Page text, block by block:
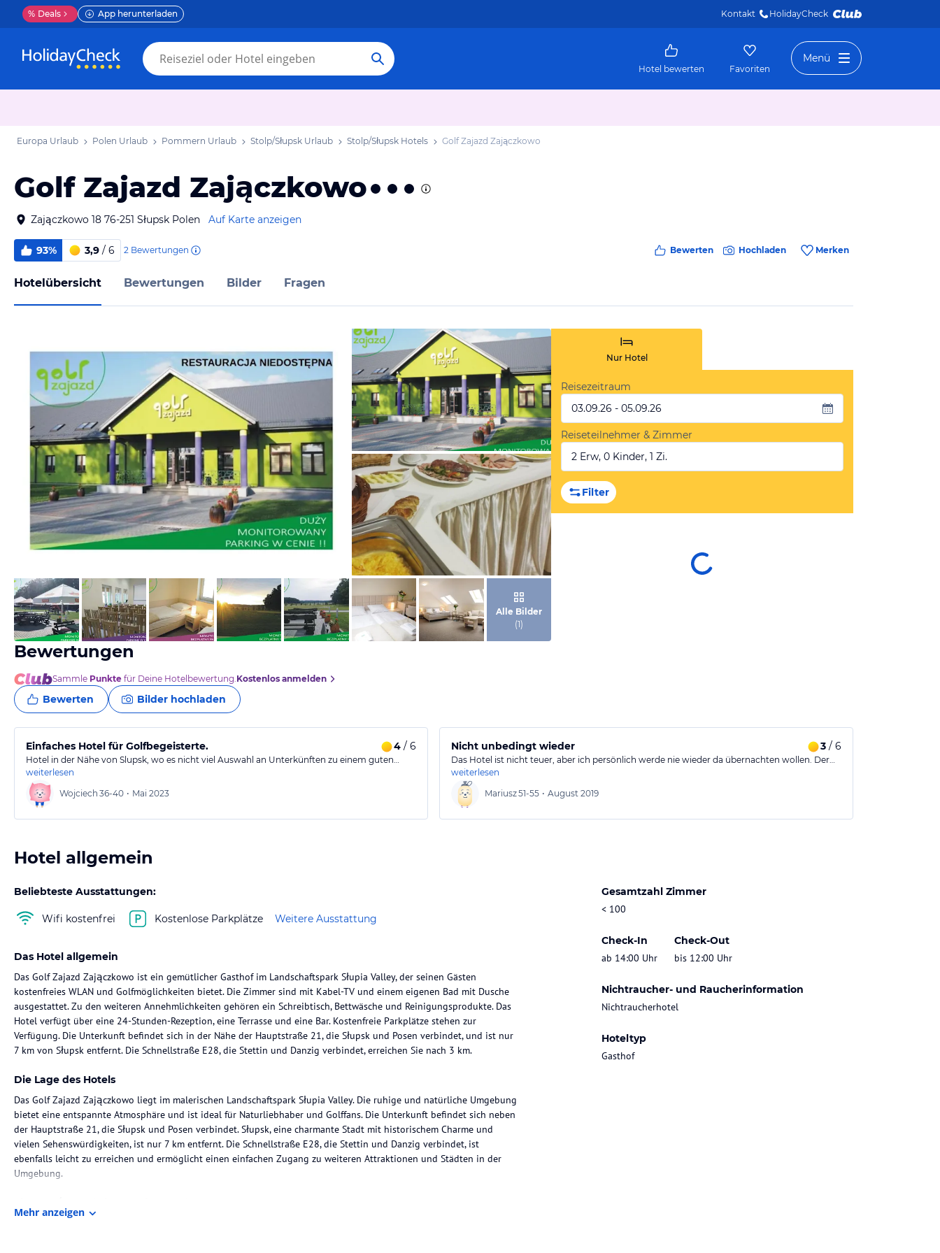
% Deals App herunterladen Kontakt HolidayCheck
Hotel bewerten Favoriten
Menü
Europa Urlaub Polen Urlaub Pommern Urlaub Stolp/Słupsk Urlaub Stolp/Słupsk Hotels Golf Zajazd Zajączkowo
Golf Zajazd Zajączkowo
Zajączkowo 18 76-251 Słupsk Polen Auf Karte anzeigen
93% 3,9 / 6 2 Bewertungen Bewerten Hochladen Merken
Hotelübersicht Bewertungen Bilder Fragen
von Booking.com
von Booking.com
von Booking.com
Alle Bilder
(1)
Nur Hotel
Reisezeitraum
03.09.26 - 05.09.26
Reiseteilnehmer & Zimmer
2 Erw, 0 Kinder, 1 Zi.
Filter
Bewertungen
Sammle Punkte für Deine Hotelbewertung.Kostenlos anmelden
Bewerten Bilder hochladen
Einfaches Hotel für Golfbegeisterte. 4 / 6
Hotel in der Nähe von Slupsk, wo es nicht viel Auswahl an Unterkünften zu einem guten…
weiterlesen
Wojciech 36-40 • Mai 2023
Nicht unbedingt wieder 3 / 6
Das Hotel ist nicht teuer, aber ich persönlich werde nie wieder da übernachten wollen. Der…
weiterlesen
Mariusz51-55 • August 2019
Hotel allgemein
Beliebteste Ausstattungen:
Wifi kostenfrei Kostenlose Parkplätze Weitere Ausstattung
Gesamtzahl Zimmer
< 100
Check-In
ab 14:00 Uhr
Check-Out
bis 12:00 Uhr
Nichtraucher- und Raucherinformation
Nichtraucherhotel
Hoteltyp
Gasthof
Das Hotel allgemein
Das Golf Zajazd Zajączkowo ist ein gemütlicher Gasthof im Landschaftspark Słupia Valley, der seinen Gästen
kostenfreies WLAN und Golfmöglichkeiten bietet. Die Zimmer sind mit Kabel-TV und einem eigenen Bad mit Dusche
ausgestattet. Zu den weiteren Annehmlichkeiten gehören ein Schreibtisch, Bettwäsche und Reinigungsprodukte. Das
Hotel verfügt über eine 24-Stunden-Rezeption, eine Terrasse und eine Bar. Kostenfreie Parkplätze stehen zur
Verfügung. Die Unterkunft befindet sich in der Nähe der Hauptstraße 21, die Słupsk und Posen verbindet, und ist nur
7 km von Słupsk entfernt. Die Schnellstraße E28, die Stettin und Danzig verbindet, erreichen Sie nach 3 km.
Die Lage des Hotels
Das Golf Zajazd Zajączkowo liegt im malerischen Landschaftspark Słupia Valley. Die ruhige und natürliche Umgebung
bietet eine entspannte Atmosphäre und ist ideal für Naturliebhaber und Golffans. Die Unterkunft befindet sich neben
der Hauptstraße 21, die Słupsk und Posen verbindet. Słupsk, eine charmante Stadt mit historischem Charme und
vielen Sehenswürdigkeiten, ist nur 7 km entfernt. Die Schnellstraße E28, die Stettin und Danzig verbindet, ist
ebenfalls leicht zu erreichen und ermöglicht einen einfachen Zugang zu weiteren Attraktionen und Städten in der
Umgebung.
Mehr anzeigen